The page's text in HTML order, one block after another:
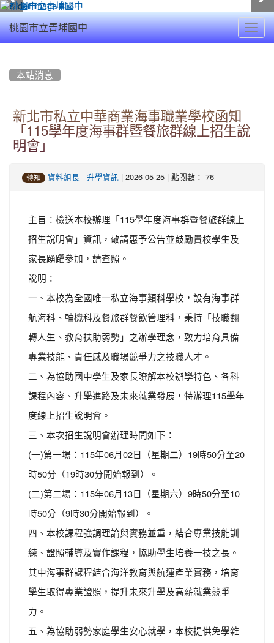
桃園市立青埔國中
本站消息
新北市私立中華商業海事職業學校函知
「115學年度海事群暨餐旅群線上招生說
明會」
轉知 資料組長 - 升學資訊 | 2026-05-25 | 點閱數： 76
主旨：檢送本校辦理「115學年度海事群暨餐旅群線上
招生說明會」資訊，敬請惠予公告並鼓勵貴校學生及
家長踴躍參加，請查照。
說明：
一、本校為全國唯一私立海事類科學校，設有海事群
航海科、輪機科及餐旅群餐飲管理科，秉持「技職翻
轉人生、教育扶助弱勢」之辦學理念，致力培育具備
專業技能、責任感及職場競爭力之技職人才。
二、為協助國中學生及家長瞭解本校辦學特色、各科
課程內容、升學進路及未來就業發展，特辦理115學年
度線上招生說明會。
三、本次招生說明會辦理時間如下：
(一)第一場：115年06月02日（星期二）19時50分至20
時50分（19時30分開始報到）。
(二)第二場：115年06月13日（星期六）9時50分至10
時50分（9時30分開始報到）。
四、本校課程強調理論與實務並重，結合專業技能訓
練、證照輔導及實作課程，協助學生培養一技之長。
其中海事群課程結合海洋教育與航運產業實務，培育
學生取得專業證照，提升未來升學及高薪就業競爭
力。
五、為協助弱勢家庭學生安心就學，本校提供免學雜